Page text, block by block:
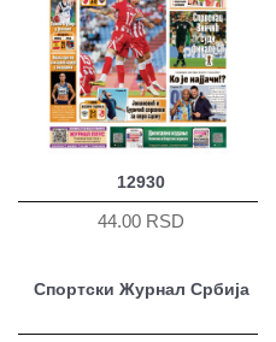
12930
44.00 RSD
Спортски Журнал Србија